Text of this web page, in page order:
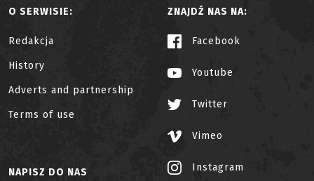
O SERWISIE:
Redakcja
History
Adverts and partnership
Terms of use
ZNAJDŹ NAS NA:
Facebook
Youtube
Twitter
Vimeo
Instagram
NAPISZ DO NAS